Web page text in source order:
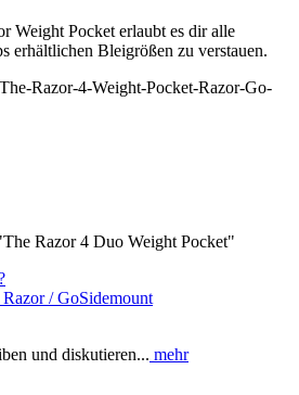
Weight Pocket erlaubt es dir alle
erhältlichen Bleigrößen zu verstauen.
Razor 4 Duo Weight Pocket"
/ GoSidemount
und diskutieren... mehr